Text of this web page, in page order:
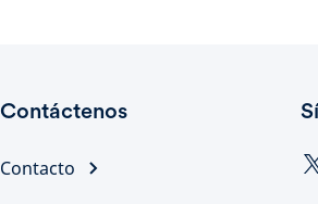
Contáctenos
Contacto